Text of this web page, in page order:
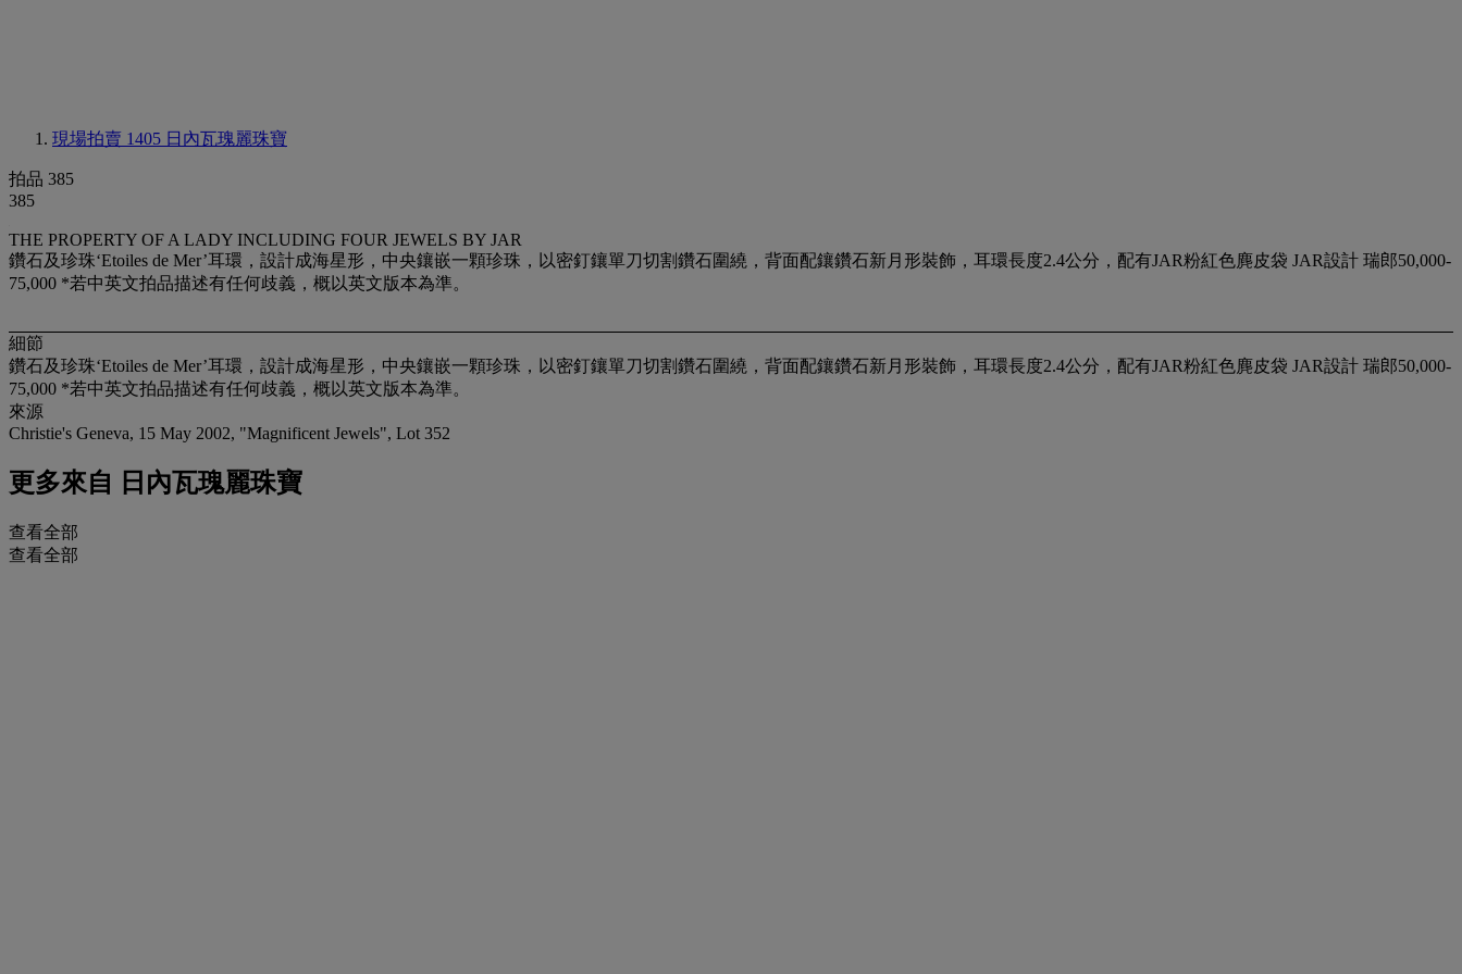
現場拍賣 1405 日內瓦瑰麗珠寶
拍品 385
385
THE PROPERTY OF A LADY INCLUDING FOUR JEWELS BY JAR
鑽石及珍珠‘Etoiles de Mer’耳環，設計成海星形，中央鑲嵌一顆珍珠，以密釘鑲單刀切割鑽石圍繞，背面配鑲鑽石新月形裝飾，耳環長度2.4公分，配有JAR粉紅色麂皮袋 JAR設計 瑞郎50,000-
75,000 *若中英文拍品描述有任何歧義，概以英文版本為準。
細節
鑽石及珍珠‘Etoiles de Mer’耳環，設計成海星形，中央鑲嵌一顆珍珠，以密釘鑲單刀切割鑽石圍繞，背面配鑲鑽石新月形裝飾，耳環長度2.4公分，配有JAR粉紅色麂皮袋 JAR設計 瑞郎50,000-
75,000 *若中英文拍品描述有任何歧義，概以英文版本為準。
來源
Christie's Geneva, 15 May 2002, "Magnificent Jewels", Lot 352
更多來自 日內瓦瑰麗珠寶
查看全部
查看全部